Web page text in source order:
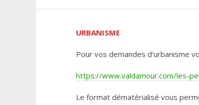
URBANISME
Pour vos demandes d’urbanisme
https://www.valdamour.com/les-
Le format dématérialisé vous